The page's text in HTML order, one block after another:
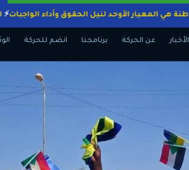
المواطنة هي المعيار الأوحد لنيل الحقوق وأداء
الأخبار عن الحركة برنامجنا انضم للحركة